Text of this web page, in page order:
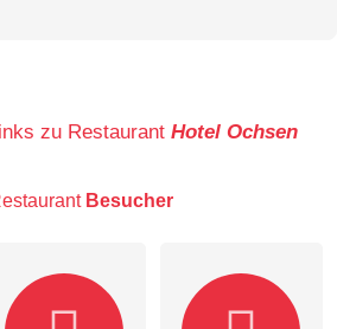
nicht veröffentlicht)
zu Restaurant Hotel Ochsen
Besucher